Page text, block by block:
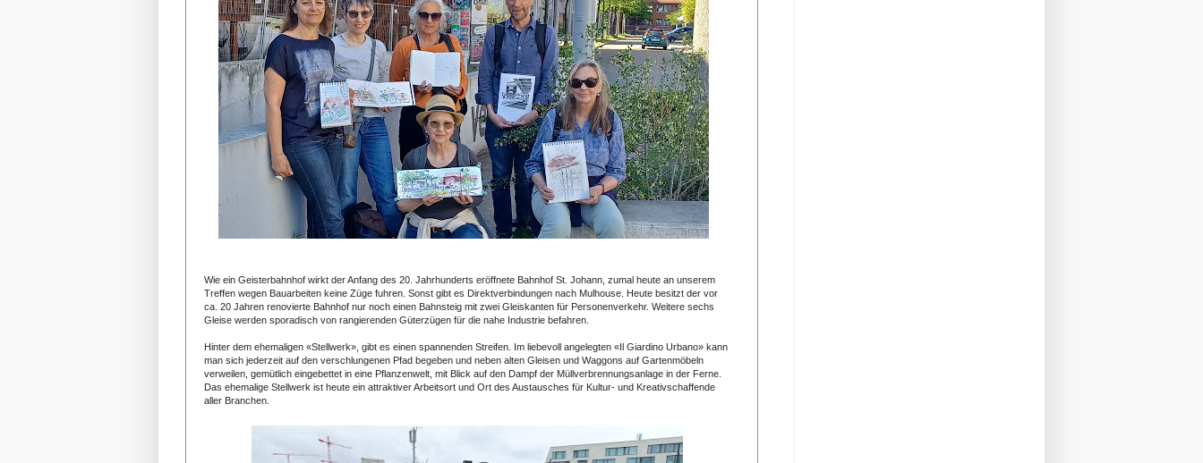
Wie ein Geisterbahnhof wirkt der Anfang des 20. Jahrhunderts eröffnete Bahnhof St. Johann, zumal heute an unserem
Treffen wegen Bauarbeiten keine Züge fuhren. Sonst gibt es Direktverbindungen nach Mulhouse. Heute besitzt der vor
ca. 20 Jahren renovierte Bahnhof nur noch einen Bahnsteig mit zwei Gleiskanten für Personenverkehr. Weitere sechs
Gleise werden sporadisch von rangierenden Güterzügen für die nahe Industrie befahren.
Hinter dem ehemaligen «Stellwerk», gibt es einen spannenden Streifen. Im liebevoll angelegten «Il Giardino Urbano» kann
man sich jederzeit auf den verschlungenen Pfad begeben und neben alten Gleisen und Waggons auf Gartenmöbeln
verweilen, gemütlich eingebettet in eine Pflanzenwelt, mit Blick auf den Dampf der Müllverbrennungsanlage in der Ferne.
Das ehemalige Stellwerk ist heute ein attraktiver Arbeitsort und Ort des Austausches für Kultur- und Kreativschaffende
aller Branchen.